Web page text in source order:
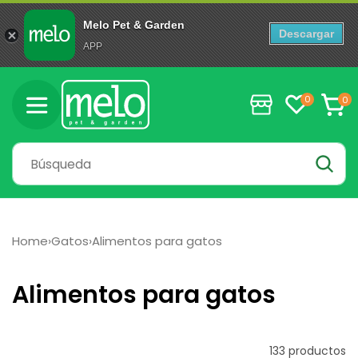
Ir
directamente
al contenido
0 0
0
Home›Gatos›Alimentos para gatos
C
Alimentos para gatos
133 productos
Melo Pet & Garden
APP
Descargar